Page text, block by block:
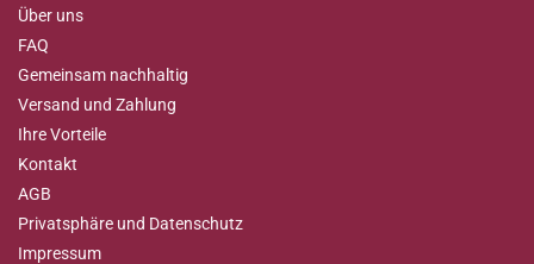
Über uns
FAQ
Gemeinsam nachhaltig
Versand und Zahlung
Ihre Vorteile
Kontakt
AGB
Privatsphäre und Datenschutz
Impressum